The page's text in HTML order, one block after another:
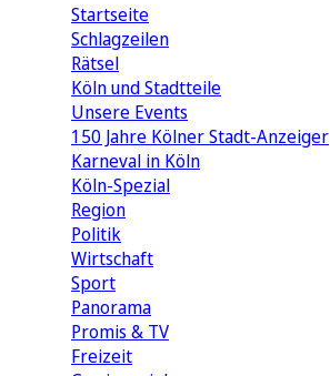
Startseite
Schlagzeilen
Rätsel
Köln und Stadtteile
Unsere Events
150 Jahre Kölner Stadt-Anzeiger
Karneval in Köln
Köln-Spezial
Region
Politik
Wirtschaft
Sport
Panorama
Promis & TV
Freizeit